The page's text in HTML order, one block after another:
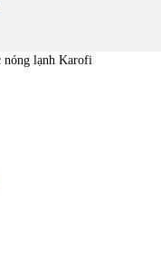
nóng lạnh Karofi